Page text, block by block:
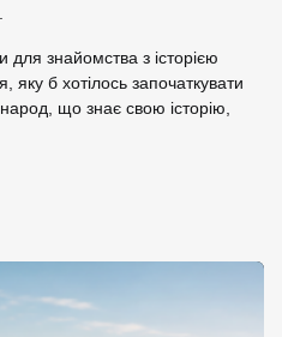
для знайомства з історією
яку б хотілось започаткувати
що знає свою історію,